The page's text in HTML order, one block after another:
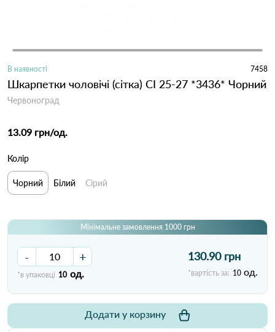
В наявності 7458
Шкарпетки чоловічі (сітка) СІ 25-27 *3436* Чорний
Червоноград
13.09 грн/од.
Колір
Чорний Білий Сірий
Мінімальне замовлення 1000 грн
- +
*в упаковці 10 од.
130.90 грн
*вартість за: 10 од.
Додати у корзину